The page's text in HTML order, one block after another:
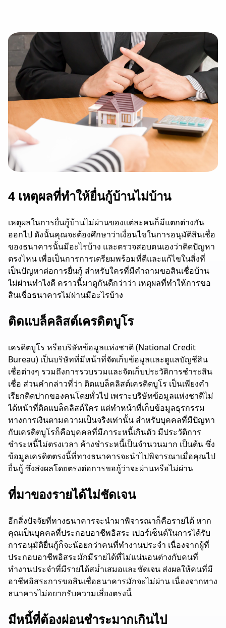
4 เหตุผลที่ทำให้ยื่นกู้บ้านไม่บ้าน
เหตุผลในการยื่นกู้บ้านไม่ผ่านของแต่ละคนก็มีแตกต่างกัน
ออกไป ดังนั้นคุณจะต้องศึกษาว่าเงื่อนไขในการอนุมัติสินเชื่อ
ของธนาคารนั้นมีอะไรบ้าง และตรวจสอบตนเองว่าติดปัญหา
ตรงไหน เพื่อเป็นการการเตรียมพร้อมที่ดีและแก้ไขในสิ่งที่
เป็นปัญหาต่อการยื่นกู้ สำหรับใครที่มีคำถามขอสินเชื่อบ้าน
ไม่ผ่านทำไงดี คราวนี้มาดูกันดีกว่าว่า เหตุผลที่ทำให้การขอ
สินเชื่อธนาคารไม่ผ่านมีอะไรบ้าง
ติดแบล็คลิสต์เครดิตบูโร
เครดิตบูโร หรือบริษัทข้อมูลแห่งชาติ (National Credit
Bureau) เป็นบริษัทที่มีหน้าที่จัดเก็บข้อมูลและดูแลบัญชีสิน
เชื่อต่างๆ รวมถึงการรวบรวมและจัดเก็บประวัติการชำระสิน
เชื่อ ส่วนคำกล่าวที่ว่า ติดแบล็คลิสต์เครดิตบูโร เป็นเพียงคำ
เรียกติดปากของคนโดยทั่วไป เพราะบริษัทข้อมูลแห่งชาติไม่
ได้หน้าที่ติดแบล็คลิสต์ใคร แต่ทำหน้าที่เก็บข้อมูลธุรกรรม
ทางการเงินตามความเป็นจริงเท่านั้น สำหรับบุคคลที่มีปัญหา
กับเครดิตบูโรก็คือบุคคลที่มีภาระหนี้เกินตัว มีประวัติการ
ชำระหนี้ไม่ตรงเวลา ค้างชำระหนี้เป็นจำนวนมาก เป็นต้น ซึ่ง
ข้อมูลเครดิตตรงนี้ที่ทางธนาคารจะนำไปพิจารณาเมื่อคุณไป
ยื่นกู้ ซึ่งส่งผลโดยตรงต่อการขอกู้ว่าจะผ่านหรือไม่ผ่าน
ที่มาของรายได้ไม่ชัดเจน
อีกสิ่งปัจจัยที่ทางธนาคารจะนำมาพิจารณาก็คือรายได้ หาก
คุณเป็นบุคคลที่ประกอบอาชีพอิสระ เปอร์เซ็นต์ในการได้รับ
การอนุมัติยื่นกู้ก็จะน้อยกว่าคนที่ทำงานประจำ เนื่องจากผู้ที่
ประกอบอาชีพอิสระมักมีรายได้ที่ไม่แน่นอนต่างกับคนที่
ทำงานประจำที่มีรายได้สม่ำเสมอและชัดเจน ส่งผลให้คนที่มี
อาชีพอิสระการขอสินเชื่อธนาคารมักจะไม่ผ่าน เนื่องจากทาง
ธนาคารไม่อยากรับความเสี่ยงตรงนี้
มีหนี้ที่ต้องผ่อนชำระมากเกินไป